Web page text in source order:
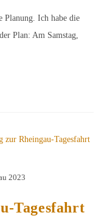
Planung. Ich habe die
Plan: Am Samstag,
2023
Tagesfahrt